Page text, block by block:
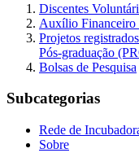
Discentes
Auxílio Financeiro
Projetos
Pós-graduação
Bolsas de Pesquisa
Subcategorias
Rede de
Sobre